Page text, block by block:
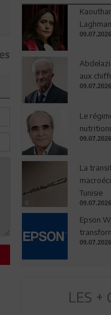
09.07.2026
aux
09.07.2026
Le
09.07.2026
La
Tunisie
09.07.2026
Epson
09.07.2026
LES +